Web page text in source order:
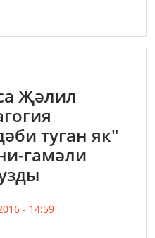
Җәлил
туган як"
гамәли
- 14:59